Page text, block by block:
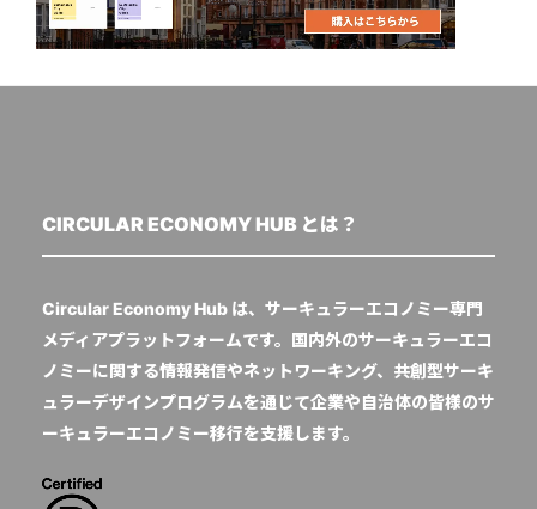
CIRCULAR ECONOMY HUB とは？
Circular Economy Hub は、サーキュラーエコノミー専門
メディアプラットフォームです。国内外のサーキュラーエコ
ノミーに関する情報発信やネットワーキング、共創型サーキ
ュラーデザインプログラムを通じて企業や自治体の皆様のサ
ーキュラーエコノミー移行を支援します。